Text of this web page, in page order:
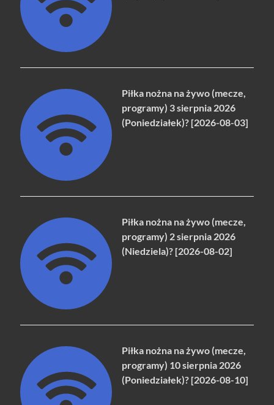
Piłka nożna na żywo (mecze,
programy) 3 sierpnia 2026
(Poniedziałek)? [2026-08-03]
Piłka nożna na żywo (mecze,
programy) 2 sierpnia 2026
(Niedziela)? [2026-08-02]
Piłka nożna na żywo (mecze,
programy) 10 sierpnia 2026
(Poniedziałek)? [2026-08-10]